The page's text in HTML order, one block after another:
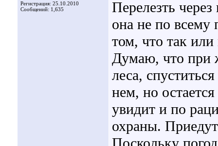
Регистрация: 25.10.2010
Сообщений: 1,635
Перелезть
она не по всему
том, что так
Думаю, что при
леса,
нем, но
увидит и по
охраны.